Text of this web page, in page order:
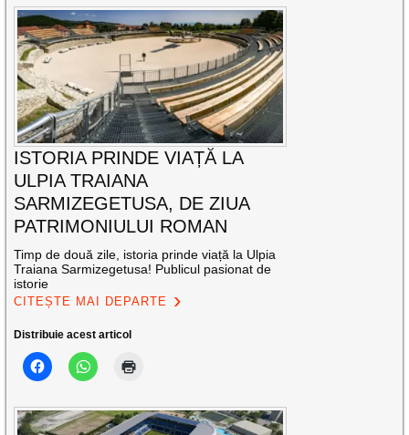
ISTORIA PRINDE VIAȚĂ LA
ULPIA TRAIANA
SARMIZEGETUSA, DE ZIUA
PATRIMONIULUI ROMAN
Timp de două zile, istoria prinde viață la Ulpia
Traiana Sarmizegetusa! Publicul pasionat de
istorie
CITEȘTE MAI DEPARTE
Distribuie acest articol